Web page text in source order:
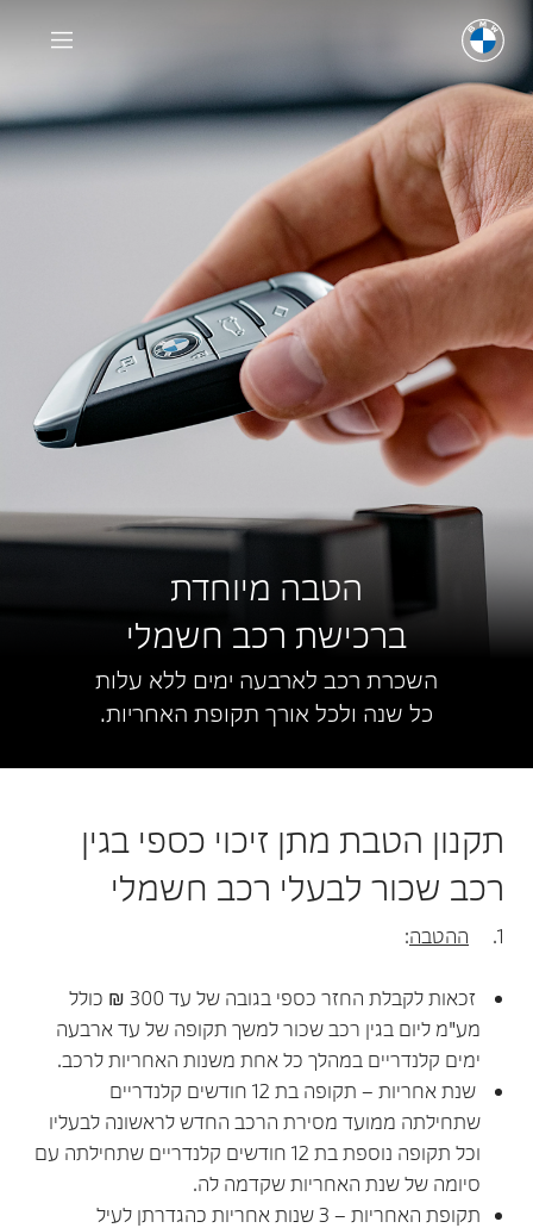
הטבה מיוחדת
ברכישת רכב חשמלי
השכרת רכב לארבעה ימים ללא עלות
כל שנה ולכל אורך תקופת האחריות.
תקנון הטבת מתן זיכוי כספי בגין
רכב שכור לבעלי רכב חשמלי
ההטבה:
זכאות לקבלת החזר כספי בגובה של עד 300 ₪ כולל
מע"מ ליום בגין רכב שכור למשך תקופה של עד ארבעה
ימים קלנדריים במהלך כל אחת משנות האחריות לרכב.
שנת אחריות – תקופה בת 12 חודשים קלנדריים
שתחילתה ממועד מסירת הרכב החדש לראשונה לבעליו
וכל תקופה נוספת בת 12 חודשים קלנדריים שתחילתה עם
סיומה של שנת האחריות שקדמה לה.
תקופת האחריות – 3 שנות אחריות כהגדרתן לעיל